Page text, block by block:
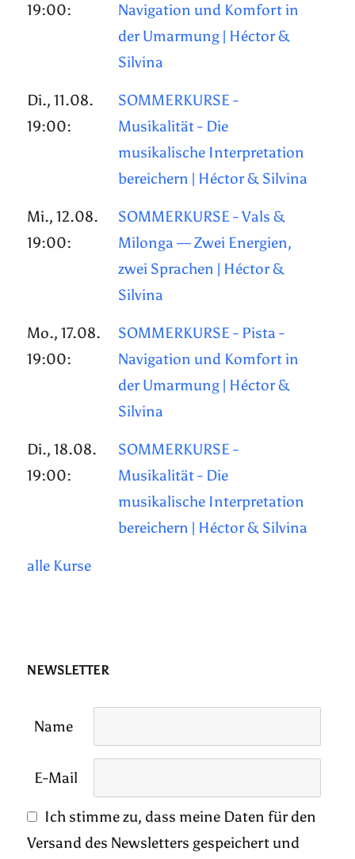
19:00:
Navigation und Komfort in
der Umarmung | Héctor &
Silvina
Di., 11.08.
19:00:
SOMMERKURSE -
Musikalität - Die
musikalische Interpretation
bereichern | Héctor & Silvina
Mi., 12.08.
19:00:
SOMMERKURSE - Vals &
Milonga — Zwei Energien,
zwei Sprachen | Héctor &
Silvina
Mo., 17.08.
19:00:
SOMMERKURSE - Pista -
Navigation und Komfort in
der Umarmung | Héctor &
Silvina
Di., 18.08.
19:00:
SOMMERKURSE -
Musikalität - Die
musikalische Interpretation
bereichern | Héctor & Silvina
alle Kurse
NEWSLETTER
Name
E-Mail
Ich stimme zu, dass meine Daten für den
Versand des Newsletters gespeichert und